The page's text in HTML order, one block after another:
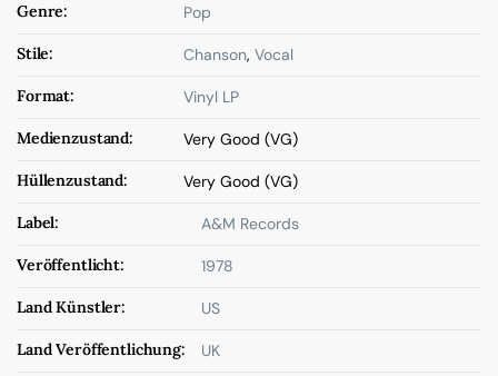
Genre: Pop
Stile: Chanson, Vocal
Format: Vinyl LP
Medienzustand: Very Good (VG)
Hüllenzustand: Very Good (VG)
Label: A&M Records
Veröffentlicht: 1978
Land Künstler: US
Land Veröffentlichung: UK